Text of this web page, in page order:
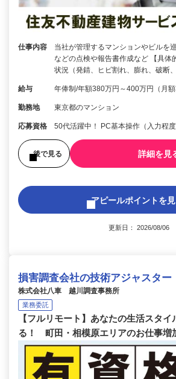
仕事内容
当社が管理するマンションやビルを
などの点検や報告書作成など 【具体
状況（発錆、ヒビ割れ、膨れ、破断
給与 年俸制/年額380万円～400万円（月額
勤務地 東京都のマンション
応募資格 50代活躍中！ PC基本操作（入力程度
後で見る 詳細を見
アピールポイントを
更新日： 2026/08/06
損害調査会社の技術アジャスター
株式会社八車 越川調査事務所
業務委託
【フルリモート】あなたの生活スタ
る！ 町田・相模原エリアのお仕事増